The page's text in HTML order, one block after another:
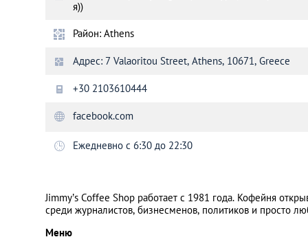
Санкт-Петербург
я))
Район: Athens
Адрес: 7 Valaoritou Street, Athens, 10671, Greece
+30 2103610444
facebook.com
Ежедневно с 6:30 до 22:30
Jimmy’s Coffee Shop работает с 1981 года. Кофейня
среди журналистов, бизнесменов, политиков и просто
Меню